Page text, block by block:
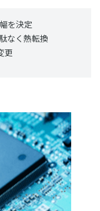
を決定
なく熱転換
更